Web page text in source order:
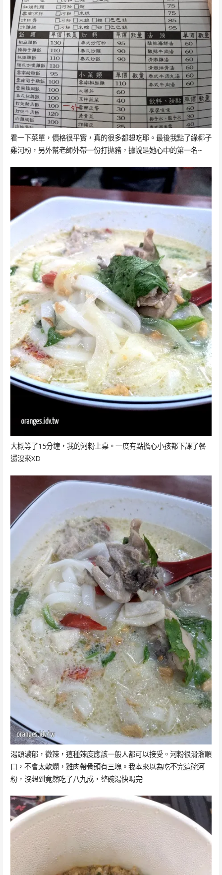
看一下菜單，價格很平實，真的很多都想吃耶。最後我點了綠椰子
雞河粉，另外幫老師外帶一份打拋豬，據說是她心中的第一名~
大概等了15分鐘，我的河粉上桌。一度有點擔心小孩都下課了餐
還沒來XD
湯頭濃郁，微辣，這種辣度應該一般人都可以接受。河粉很滑溜順
口，不會太軟爛，雞肉帶骨頭有三塊。我本來以為吃不完這碗河
粉，沒想到竟然吃了八九成，整碗湯快喝完!